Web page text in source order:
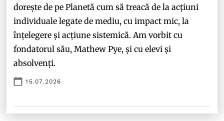
dorește de pe Planetă cum să treacă de la acțiuni
individuale legate de mediu, cu impact mic, la
înțelegere și acțiune sistemică. Am vorbit cu
fondatorul său, Mathew Pye, și cu elevi și
absolvenți.
15.07.2026